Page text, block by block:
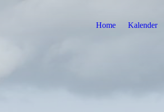
Home Kalender